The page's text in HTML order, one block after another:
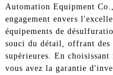
Automation Equipment
engagement envers
équipements de
souci du détail, offrant des
supérieures. En choisissant
vous avez la garantie